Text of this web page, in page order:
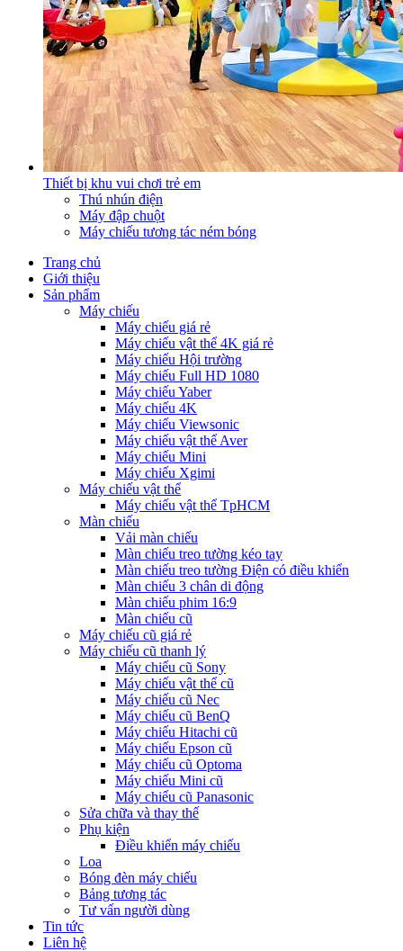
Thiết bị khu vui chơi trẻ em
Thú nhún điện
Máy đập chuột
Máy chiếu tương tác ném bóng
Trang chủ
Giới thiệu
Sản phẩm
Máy chiếu
Máy chiếu giá rẻ
Máy chiếu vật thể 4K giá rẻ
Máy chiếu Hội trường
Máy chiếu Full HD 1080
Máy chiếu Yaber
Máy chiếu 4K
Máy chiếu Viewsonic
Máy chiếu vật thể Aver
Máy chiếu Mini
Máy chiếu Xgimi
Máy chiếu vật thể
Máy chiếu vật thể TpHCM
Màn chiếu
Vải màn chiếu
Màn chiếu treo tường kéo tay
Màn chiếu treo tường Điện có điều khiển
Màn chiếu 3 chân di động
Màn chiếu phim 16:9
Màn chiếu cũ
Máy chiếu cũ giá rẻ
Máy chiếu cũ thanh lý
Máy chiếu cũ Sony
Máy chiếu vật thể cũ
Máy chiếu cũ Nec
Máy chiếu cũ BenQ
Máy chiếu Hitachi cũ
Máy chiếu Epson cũ
Máy chiếu cũ Optoma
Máy chiếu Mini cũ
Máy chiếu cũ Panasonic
Sửa chữa và thay thế
Phụ kiện
Điều khiển máy chiếu
Loa
Bóng đèn máy chiếu
Bảng tương tác
Tư vấn người dùng
Tin tức
Liên hệ